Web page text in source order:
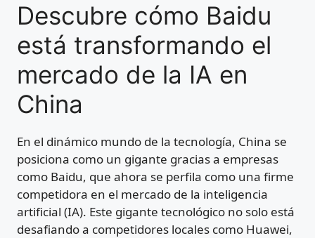
Descubre cómo Baidu
está transformando el
mercado de la IA en
China
En el dinámico mundo de la tecnología, China se
posiciona como un gigante gracias a empresas
como Baidu, que ahora se perfila como una firme
competidora en el mercado de la inteligencia
artificial (IA). Este gigante tecnológico no solo está
desafiando a competidores locales como Huawei,